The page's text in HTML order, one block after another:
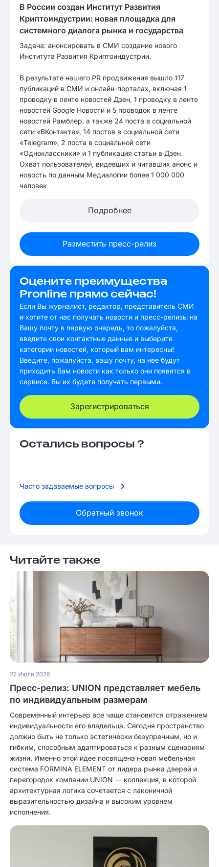
В России создан Институт Развития
Криптоиндустрии: новая площадка для
системного диалога рынка и государства
Задача: анонсировать в СМИ создание нового
Института Развития Криптоиндустрии.
В результате нашего PR продвижения вышло 117
публикаций в СМИ и онлайн-порталах, включая 1
проводку в ленте новостей Дзен, 1 проводку в ленте
новостей Google Новости и 5 проводок в ленте
новостей Рамблер, а также 24 поста в социальной
сети «ВКонтакте», 14 постов в социальной сети
«Telegram», 2 поста в социальной сети
«Одноклассники» и 1 публикация статьи в Дзен.
Охват пользователей, видевших и читавших анонс и
новость по данным Медиалогии более 1 000 000
человек
Подробнее
Разместить пресс-релиз
Оцените преимущества
Pronline прямо сейчас!
Если Вы журналист, редактор, представитель СМИ
и хотите от нас получать новости и пресс-релизы на
Вашу почту в первую очередь, то пожалуйста,
введите свои контактные данные и выберите
категории новостей, который вам интересны!
Введите, пожалуйста, вашу почту, на нее будут
приходить Вам новости как только они появятся в
сервисе. Вы их будете получать первыми.
Зарегистрироваться
Остались вопросы ?
Часто задаваемые вопросы
Обратный звонок
Читайте также
22 Июля 2026
Пресс-релиз: UNION представляет мебель
по индивидуальным размерам
Современный интерьер все чаще становится отражением
индивидуальности его владельца. Сегодня пространство
должно быть не только эстетически безупречным, но и
гибким, способным адаптироваться к разным сценариям
жизни. Именно этой идее посвящена новая мебельная
система FORMINA ELEMENT от лидера рынка дверей и
перегородок компании UNION — коллекция, в которой
архитектурная логика сочетается с лаконичной
выразительностью дизайна и высоким уровнем
исполнения.